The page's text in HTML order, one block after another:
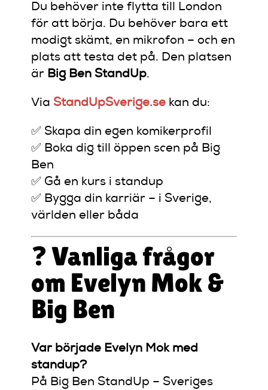
Du behöver inte flytta till London
för att börja. Du behöver bara ett
modigt skämt, en mikrofon – och en
plats att testa det på. Den platsen
är Big Ben StandUp.
Via StandUpSverige.se kan du:
✅ Skapa din egen komikerprofil
✅ Boka dig till öppen scen på Big
Ben
✅ Gå en kurs i standup
✅ Bygga din karriär – i Sverige,
världen eller båda
❓ Vanliga frågor
om Evelyn Mok &
Big Ben
Var började Evelyn Mok med
standup?
På Big Ben StandUp – Sveriges